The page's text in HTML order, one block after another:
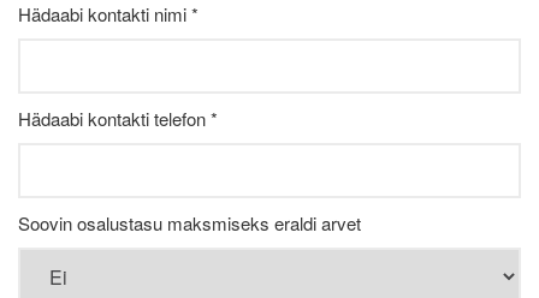
Hädaabi kontakti nimi *
Hädaabi kontakti telefon *
Soovin osalustasu maksmiseks eraldi arvet